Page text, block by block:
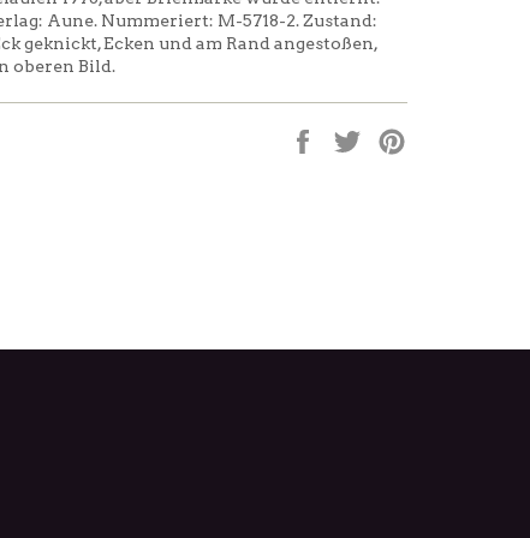
Aune. Nummeriert: M-5718-2. Zustand:
geknickt, Ecken und am Rand angestoßen,
oberen Bild.
Auf
Facebook
Auf
Twitter